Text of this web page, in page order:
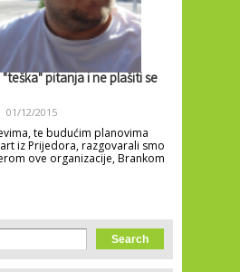
pitanja i ne plašiti se
01/12/2015
te budućim planovima
iz Prijedora, razgovarali smo
ove organizacije, Brankom